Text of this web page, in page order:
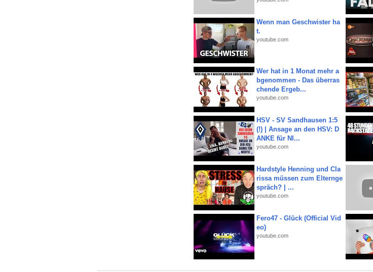
Wenn man Geschwister ha
t.
youtube.com
Wer hat in 1 Monat mehr a
bgenommen - Das überras
chende Ergeb...
youtube.com
HSV - SV Sandhausen 1:5
(!) | Ansage an den HSV: D
ANKE für NI...
youtube.com
Hardstyle Henning und Cla
rissa müssen zum Elternge
spräch? | ...
youtube.com
Fero47 - Glück (Official Vid
eo)
youtube.com